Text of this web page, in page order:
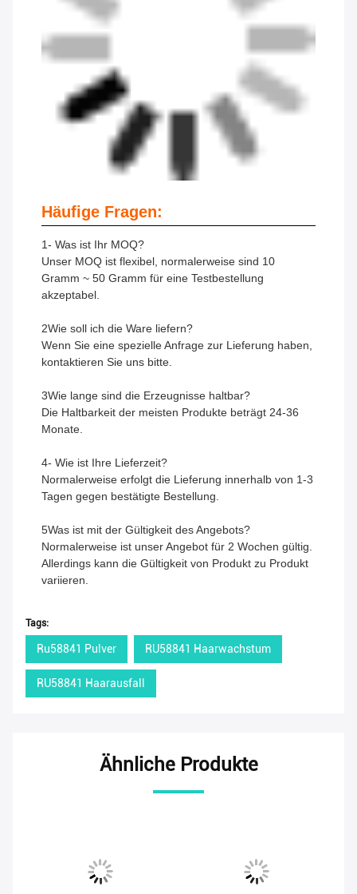
Häufige Fragen:
1- Was ist Ihr MOQ?
Unser MOQ ist flexibel, normalerweise sind 10
Gramm ~ 50 Gramm für eine Testbestellung
akzeptabel.
2Wie soll ich die Ware liefern?
Wenn Sie eine spezielle Anfrage zur Lieferung haben,
kontaktieren Sie uns bitte.
3Wie lange sind die Erzeugnisse haltbar?
Die Haltbarkeit der meisten Produkte beträgt 24-36
Monate.
4- Wie ist Ihre Lieferzeit?
Normalerweise erfolgt die Lieferung innerhalb von 1-3
Tagen gegen bestätigte Bestellung.
5Was ist mit der Gültigkeit des Angebots?
Normalerweise ist unser Angebot für 2 Wochen gültig.
Allerdings kann die Gültigkeit von Produkt zu Produkt
variieren.
Tags:
Ru58841 Pulver RU58841 Haarwachstum
RU58841 Haarausfall
Ähnliche Produkte